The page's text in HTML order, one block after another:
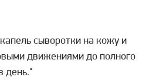
сыворотки на кожу и
движениями до полного
день."